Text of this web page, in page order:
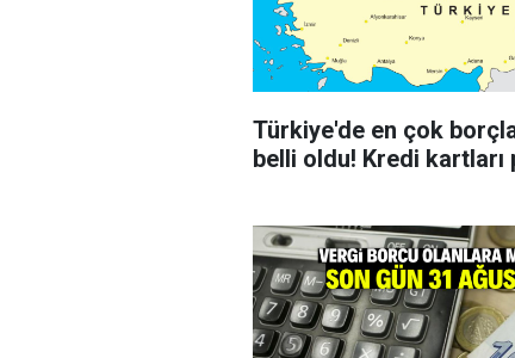
Türkiye'de en çok
belli oldu! Kredi kartları